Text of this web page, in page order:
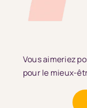
Vous aimeriez
pour le mieux-